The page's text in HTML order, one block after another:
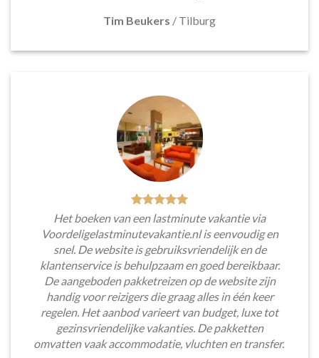
Tim Beukers / Tilburg
Het boeken van een lastminute vakantie via
Voordeligelastminutevakantie.nl is eenvoudig en
snel. De website is gebruiksvriendelijk en de
klantenservice is behulpzaam en goed bereikbaar.
De aangeboden pakketreizen op de website zijn
handig voor reizigers die graag alles in één keer
regelen. Het aanbod varieert van budget, luxe tot
gezinsvriendelijke vakanties. De pakketten
omvatten vaak accommodatie, vluchten en transfer.